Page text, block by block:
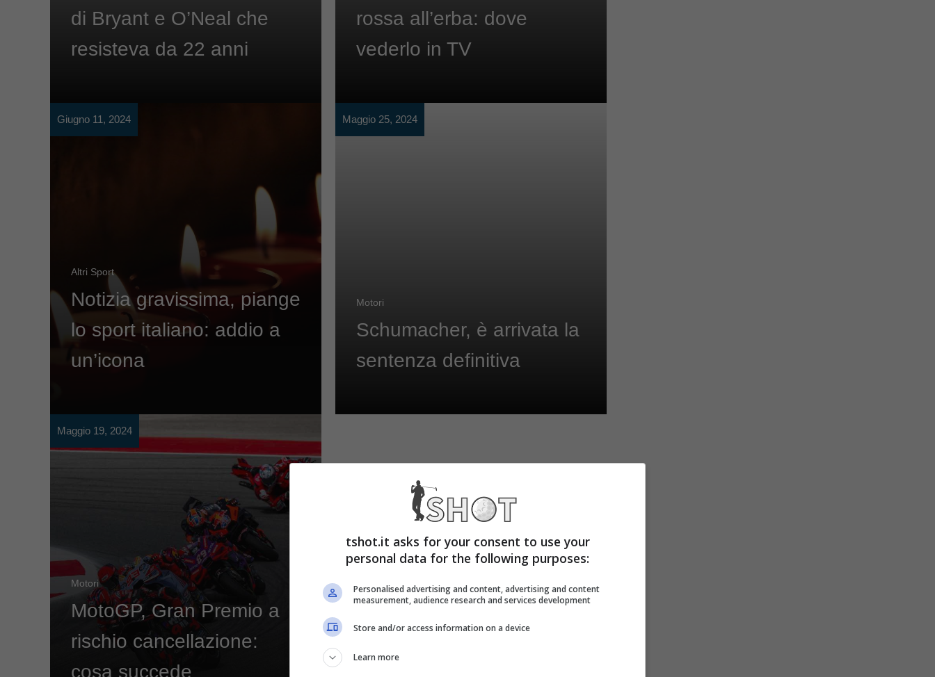
di Bryant e O’Neal che
resisteva da 22 anni
rossa all’erba: dove
vederlo in TV
Giugno 11, 2024
Altri Sport
Notizia gravissima, piange
lo sport italiano: addio a
un’icona
Maggio 25, 2024
Motori
Schumacher, è arrivata la
sentenza definitiva
Maggio 19, 2024
Motori
MotoGP, Gran Premio a
rischio cancellazione:
cosa succede
tshot.it asks for your consent to use your
personal data for the following purposes:
Personalised advertising and content, advertising and content
measurement, audience research and services development
Store and/or access information on a device
Learn more